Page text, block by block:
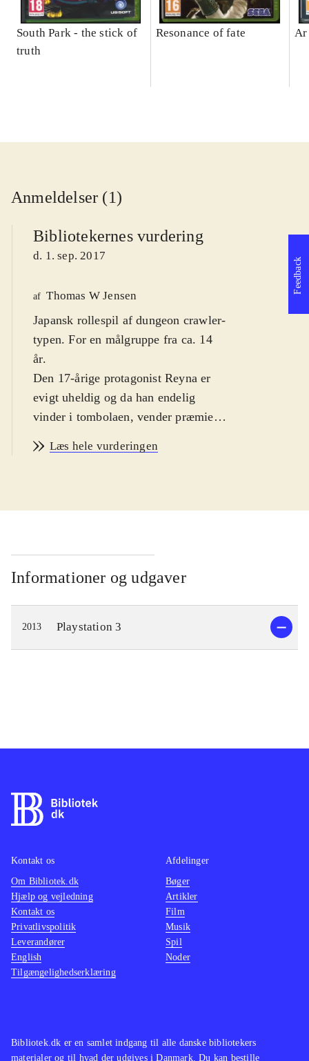
South Park - the stick of
truth
Resonance of fate Ar
Anmeldelser (1)
Bibliotekernes vurdering
d. 1. sep. 2017
af Thomas W Jensen
Japansk rollespil af dungeon crawler-
typen. For en målgruppe fra ca. 14
år.
Den 17-årige protagonist Reyna er
evigt uheldig og da han endelig
vinder i tombolaen, vender præmien
Præmien er, at han bliver en gud i et
skæbnen for de mennesker der beder
besejre fysiske manifestationer - i en
såkaldt kopi-verden - af menneskenes
manglende selvtillid og modstand
mod forandringerne. Overvinder man
disse udfordringer - inkl. svære
"bosses" - opfyldes ønskerne i "den
og andre typer af items.
er engelsk tale. Tekst og tale er
gennemsyret af humoristiske og
er udelukkende singleplayer. PEGI er
12 med anmærkninger for stødende
sprog og vold
Alt i alt et fint underholdende spil,
hvis man i forvejen er fan af japansk
RPG. Her er tale om et udfordrende
spil, der kræver, at man benytter den
trods sin skæve humor tager tempoet
Læs hele vurderingen
Informationer og udgaver
2013 Playstation 3
Feedback
Bibliotek.dk er en samlet indgang til alle danske bibliotekers
materialer og til hvad der udgives i Danmark. Du kan bestille
Kontakt os
Om Bibliotek.dk
Hjælp og vejledning
Kontakt os
Privatlivspolitik
Leverandører
English
Tilgængelighedserklæring
Afdelinger
Bøger
Artikler
Film
Musik
Spil
Noder